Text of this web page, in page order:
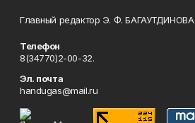
Главный редактор Э. Ф. БАГАУТДИНОВА
Телефон
8(34770)2-00-32.
Эл. почта
handugas@mail.ru